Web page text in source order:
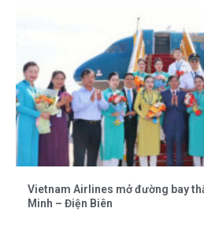
Vietnam Airlines mở đường bay
Minh – Điện Biên